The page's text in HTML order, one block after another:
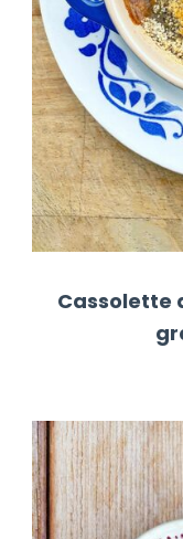
Cassolette